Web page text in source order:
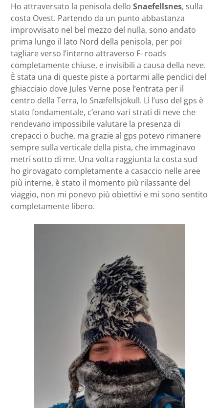
Ho attraversato la penisola dello Snaefellsnes, sulla
costa Ovest. Partendo da un punto abbastanza
improvvisato nel bel mezzo del nulla, sono andato
prima lungo il lato Nord della penisola, per poi
tagliare verso l’interno attraverso F- roads
completamente chiuse, e invisibili a causa della neve.
È stata una di queste piste a portarmi alle pendici del
ghiacciaio dove Jules Verne pose l’entrata per il
centro della Terra, lo Snæfellsjökull. Lì l’uso del gps è
stato fondamentale, c’erano vari strati di neve che
rendevano impossibile valutare la presenza di
crepacci o buche, ma grazie al gps potevo rimanere
sempre sulla verticale della pista, che immaginavo
metri sotto di me. Una volta raggiunta la costa sud
ho girovagato completamente a casaccio nelle aree
più interne, è stato il momento più rilassante del
viaggio, non mi ponevo più obiettivi e mi sono sentito
completamente libero.